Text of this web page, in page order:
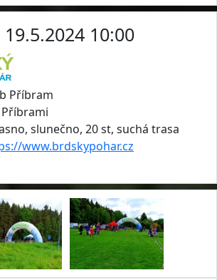
10:00
Příbram
slunečno, 20 st, suchá trasa
www.brdskypohar.cz